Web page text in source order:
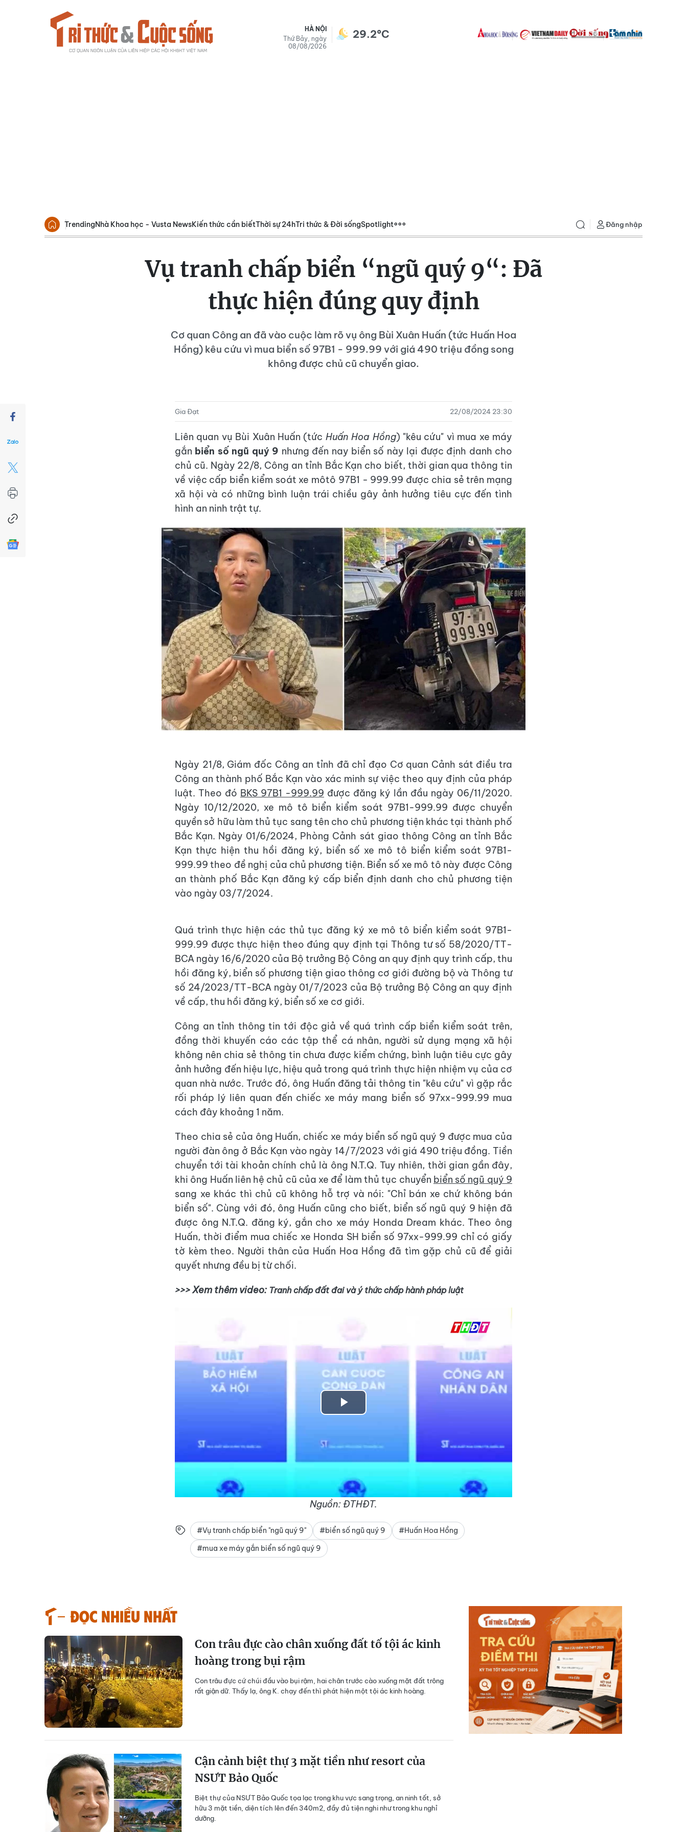
HÀ NỘI
Thứ Bảy, ngày
08/08/2026
29.2°C
TrendingNhà Khoa học - Vusta NewsKiến thức cần biếtThời sự 24hTri thức & Đời sốngSpotlight Đăng nhập
Vụ tranh chấp biển “ngũ quý 9“: Đã
thực hiện đúng quy định
Cơ quan Công an đã vào cuộc làm rõ vụ ông Bùi Xuân Huấn (tức Huấn Hoa
Hồng) kêu cứu vì mua biển số 97B1 - 999.99 với giá 490 triệu đồng song
không được chủ cũ chuyển giao.
Gia Đạt 22/08/2024 23:30
Liên quan vụ Bùi Xuân Huấn (tức Huấn Hoa Hồng) "kêu cứu" vì mua xe máy
gắn biển số ngũ quý 9 nhưng đến nay biển số này lại được định danh cho
chủ cũ. Ngày 22/8, Công an tỉnh Bắc Kạn cho biết, thời gian qua thông tin
về việc cấp biển kiểm soát xe môtô 97B1 - 999.99 được chia sẻ trên mạng
xã hội và có những bình luận trái chiều gây ảnh hưởng tiêu cực đến tình
hình an ninh trật tự.
Ngày 21/8, Giám đốc Công an tỉnh đã chỉ đạo Cơ quan Cảnh sát điều tra
Công an thành phố Bắc Kạn vào xác minh sự việc theo quy định của pháp
luật. Theo đó BKS 97B1 -999.99 được đăng ký lần đầu ngày 06/11/2020.
Ngày 10/12/2020, xe mô tô biển kiểm soát 97B1-999.99 được chuyển
quyền sở hữu làm thủ tục sang tên cho chủ phương tiện khác tại thành phố
Bắc Kạn. Ngày 01/6/2024, Phòng Cảnh sát giao thông Công an tỉnh Bắc
Kạn thực hiện thu hồi đăng ký, biển số xe mô tô biển kiểm soát 97B1-
999.99 theo đề nghị của chủ phương tiện. Biển số xe mô tô này được Công
an thành phố Bắc Kạn đăng ký cấp biển định danh cho chủ phương tiện
vào ngày 03/7/2024.
Quá trình thực hiện các thủ tục đăng ký xe mô tô biển kiểm soát 97B1-
999.99 được thực hiện theo đúng quy định tại Thông tư số 58/2020/TT-
BCA ngày 16/6/2020 của Bộ trưởng Bộ Công an quy định quy trình cấp, thu
hồi đăng ký, biển số phương tiện giao thông cơ giới đường bộ và Thông tư
số 24/2023/TT-BCA ngày 01/7/2023 của Bộ trưởng Bộ Công an quy định
về cấp, thu hồi đăng ký, biển số xe cơ giới.
Công an tỉnh thông tin tới độc giả về quá trình cấp biển kiểm soát trên,
đồng thời khuyến cáo các tập thể cá nhân, người sử dụng mạng xã hội
không nên chia sẻ thông tin chưa được kiểm chứng, bình luận tiêu cực gây
ảnh hưởng đến hiệu lực, hiệu quả trong quá trình thực hiện nhiệm vụ của cơ
quan nhà nước. Trước đó, ông Huấn đăng tải thông tin "kêu cứu" vì gặp rắc
rối pháp lý liên quan đến chiếc xe máy mang biển số 97xx-999.99 mua
cách đây khoảng 1 năm.
Theo chia sẻ của ông Huấn, chiếc xe máy biển số ngũ quý 9 được mua của
người đàn ông ở Bắc Kạn vào ngày 14/7/2023 với giá 490 triệu đồng. Tiền
chuyển tới tài khoản chính chủ là ông N.T.Q. Tuy nhiên, thời gian gần đây,
khi ông Huấn liên hệ chủ cũ của xe để làm thủ tục chuyển biển số ngũ quý 9
sang xe khác thì chủ cũ không hỗ trợ và nói: "Chỉ bán xe chứ không bán
biển số". Cùng với đó, ông Huấn cũng cho biết, biển số ngũ quý 9 hiện đã
được ông N.T.Q. đăng ký, gắn cho xe máy Honda Dream khác. Theo ông
Huấn, thời điểm mua chiếc xe Honda SH biển số 97xx-999.99 chỉ có giấy
tờ kèm theo. Người thân của Huấn Hoa Hồng đã tìm gặp chủ cũ để giải
quyết nhưng đều bị từ chối.
>>> Xem thêm video: Tranh chấp đất đai và ý thức chấp hành pháp luật
Play
Nguồn: ĐTHĐT.
#Vụ tranh chấp biển "ngũ quý 9" #biển số ngũ quý 9
#Huấn Hoa Hồng
#mua xe máy gắn biển số ngũ quý 9
Đọc nhiều nhất
Con trâu đực cào chân xuống đất tố tội ác kinh
hoàng trong bụi rậm
Con trâu đực cứ chúi đầu vào bụi rậm, hai chân trước cào xuống mặt đất trông
rất giận dữ. Thấy lạ, ông K. chạy đến thì phát hiện một tội ác kinh hoàng.
Cận cảnh biệt thự 3 mặt tiền như resort của
NSƯT Bảo Quốc
Biệt thự của NSƯT Bảo Quốc tọa lạc trong khu vực sang trọng, an ninh tốt, sở
hữu 3 mặt tiền, diện tích lên đến 340m2, đầy đủ tiện nghi như trong khu nghỉ
dưỡng.